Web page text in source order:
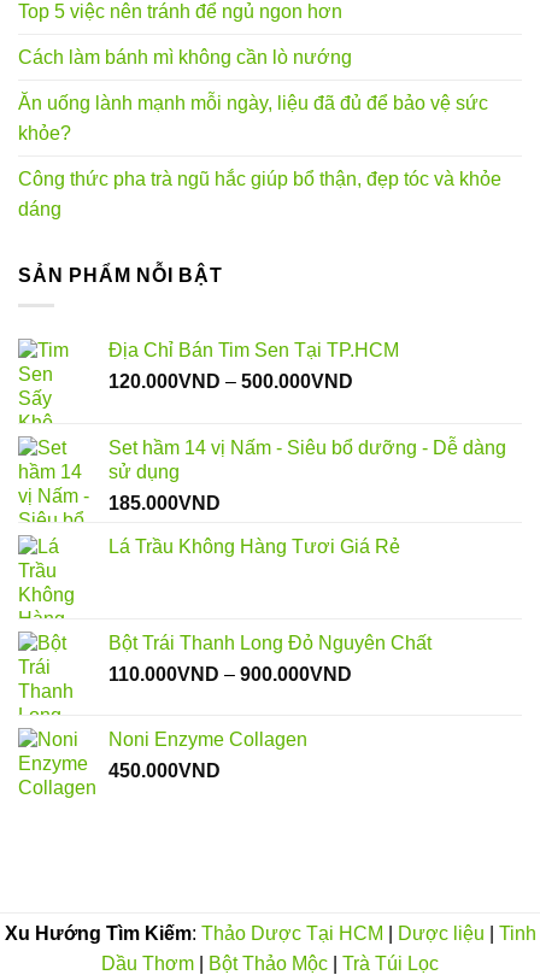
Top 5 việc nên tránh để ngủ ngon hơn
Cách làm bánh mì không cần lò nướng
Ăn uống lành mạnh mỗi ngày, liệu đã đủ để bảo vệ sức
khỏe?
Công thức pha trà ngũ hắc giúp bổ thận, đẹp tóc và khỏe
dáng
SẢN PHẨM NỖI BẬT
Địa Chỉ Bán Tim Sen Tại TP.HCM
120.000VND – 500.000VND
120.000VND
Set hầm 14 vị Nấm - Siêu bổ dưỡng - Dễ dàng
sử dụng
185.000VND
Lá Trầu Không Hàng Tươi Giá Rẻ
Bột Trái Thanh Long Đỏ Nguyên Chất
110.000VND – 900.000VND
Noni Enzyme Collagen
450.000VND
Xu Hướng Tìm Kiếm: Thảo Dược Tại HCM Dược liệu
Tinh
Dầu Thơm
Bột Thảo Mộc Trà Túi Lọc